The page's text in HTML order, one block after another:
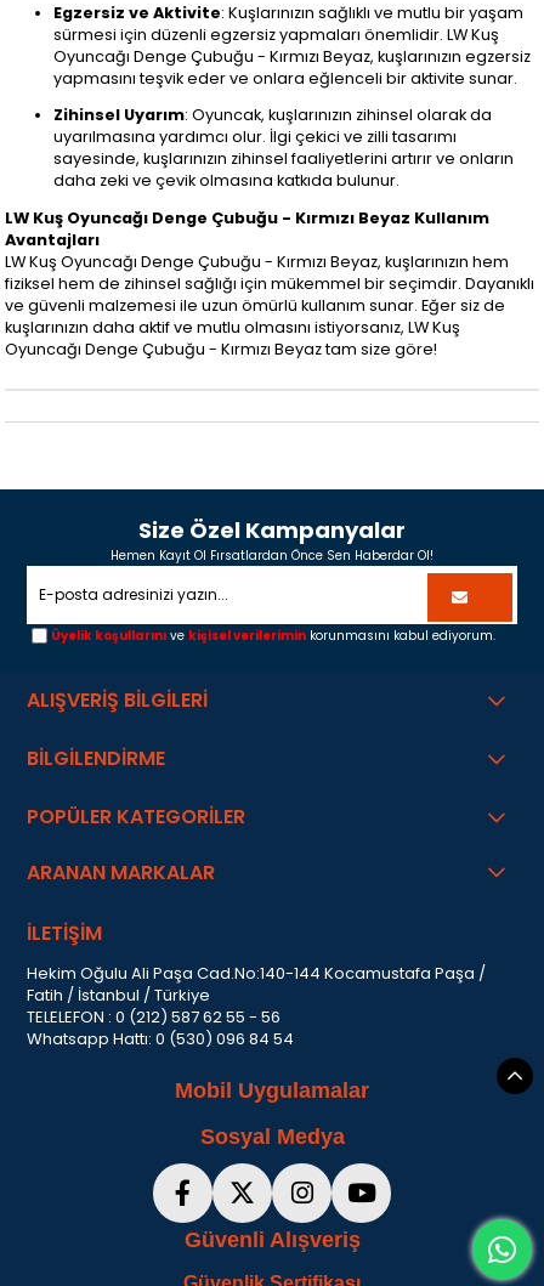
Egzersiz ve Aktivite: Kuşlarınızın sağlıklı ve mutlu bir yaşam
sürmesi için düzenli egzersiz yapmaları önemlidir. LW Kuş
Oyuncağı Denge Çubuğu - Kırmızı Beyaz, kuşlarınızın egzersiz
yapmasını teşvik eder ve onlara eğlenceli bir aktivite sunar.
Zihinsel Uyarım: Oyuncak, kuşlarınızın zihinsel olarak da
uyarılmasına yardımcı olur. İlgi çekici ve zilli tasarımı
sayesinde, kuşlarınızın zihinsel faaliyetlerini artırır ve onların
daha zeki ve çevik olmasına katkıda bulunur.
LW Kuş Oyuncağı Denge Çubuğu - Kırmızı Beyaz Kullanım
Avantajları
LW Kuş Oyuncağı Denge Çubuğu - Kırmızı Beyaz, kuşlarınızın hem
fiziksel hem de zihinsel sağlığı için mükemmel bir seçimdir. Dayanıklı
ve güvenli malzemesi ile uzun ömürlü kullanım sunar. Eğer siz de
kuşlarınızın daha aktif ve mutlu olmasını istiyorsanız, LW Kuş
Oyuncağı Denge Çubuğu - Kırmızı Beyaz tam size göre!
Size Özel Kampanyalar
Hemen Kayıt Ol Fırsatlardan Önce Sen Haberdar Ol!
Üyelik koşullarını ve kişisel verilerimin korunmasını kabul ediyorum.
ALIŞVERİŞ BİLGİLERİ
BİLGİLENDİRME
POPÜLER KATEGORİLER
ARANAN MARKALAR
İLETİŞİM
Hekim Oğulu Ali Paşa Cad.No:140-144 Kocamustafa Paşa /
Fatih / İstanbul / Türkiye
TELELEFON : 0 (212) 587 62 55 - 56
Whatsapp Hattı: 0 (530) 096 84 54
Mobil Uygulamalar
Sosyal Medya
Güvenli Alışveriş